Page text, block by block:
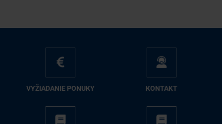
VY­ŽIA­DA­NIE PO­NU­KY KON­TAKT